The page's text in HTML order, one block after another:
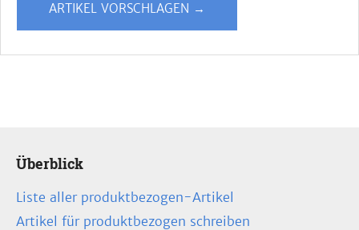
ARTIKEL VORSCHLAGEN →
Überblick
Liste aller produktbezogen-Artikel
Artikel für produktbezogen schreiben